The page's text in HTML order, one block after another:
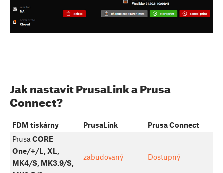
Jak nastavit PrusaLink a Prusa
Connect?
FDM tiskárny PrusaLink
Prusa Connect
Prusa CORE
One/+/L, XL,
MK4/S, MK3.9/S,
zabudovaný Dostupný